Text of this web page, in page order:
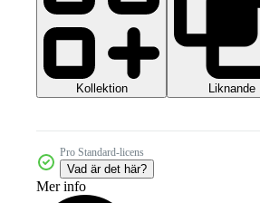
Kollektion Liknande
Pro Standard-licens
Vad är det här?
Mer info